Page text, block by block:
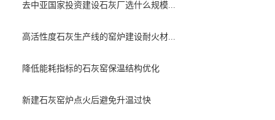
去中亚国家投资建设石灰厂选什么规模...
高活性度石灰生产线的窑炉建设耐火材...
降低能耗指标的石灰窑保温结构优化
新建石灰窑炉点火后避免升温过快